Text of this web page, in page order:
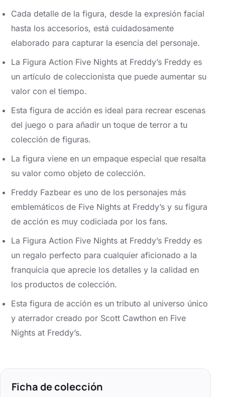
Cada detalle de la figura, desde la expresión facial
hasta los accesorios, está cuidadosamente
elaborado para capturar la esencia del personaje.
La Figura Action Five Nights at Freddy’s Freddy es
un artículo de coleccionista que puede aumentar su
valor con el tiempo.
Esta figura de acción es ideal para recrear escenas
del juego o para añadir un toque de terror a tu
colección de figuras.
La figura viene en un empaque especial que resalta
su valor como objeto de colección.
Freddy Fazbear es uno de los personajes más
emblemáticos de Five Nights at Freddy’s y su figura
de acción es muy codiciada por los fans.
La Figura Action Five Nights at Freddy’s Freddy es
un regalo perfecto para cualquier aficionado a la
franquicia que aprecie los detalles y la calidad en
los productos de colección.
Esta figura de acción es un tributo al universo único
y aterrador creado por Scott Cawthon en Five
Nights at Freddy’s.
Ficha de colección